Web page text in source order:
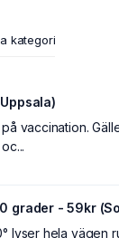
kategori
vaccination.
grader - 59kr
lyser hela vägen